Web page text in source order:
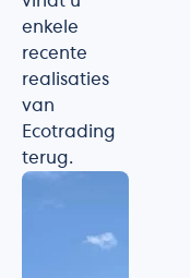
enkele
recente
realisaties
van
Ecotrading
terug.